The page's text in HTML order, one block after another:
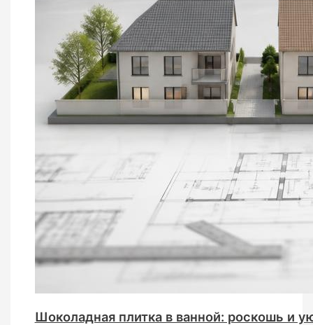
Шоколадная плитка в ванной: роскошь и